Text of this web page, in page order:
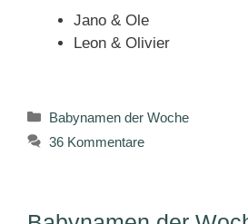
Jano & Ole
Leon & Olivier
Kategorien
Babynamen der Woche
36 Kommentare